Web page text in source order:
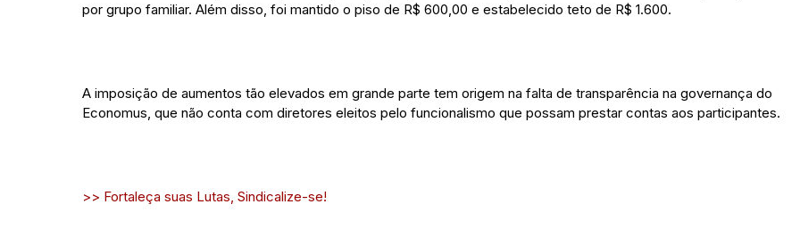
por grupo familiar. Além disso, foi mantido o piso de R$ 600,00 e estabelecido teto de R$ 1.600.
A imposição de aumentos tão elevados em grande parte tem origem na falta de transparência na governança do
Economus, que não conta com diretores eleitos pelo funcionalismo que possam prestar contas aos participantes.
>> Fortaleça suas Lutas, Sindicalize-se!